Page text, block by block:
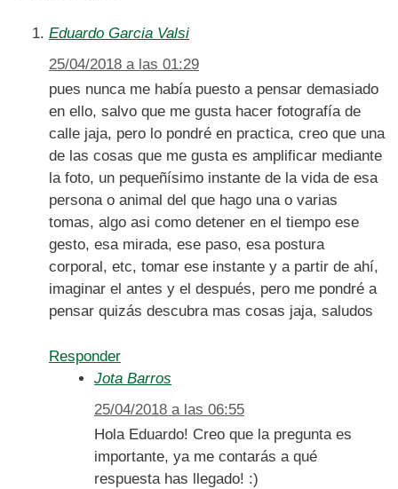
Eduardo Garcia Valsi
25/04/2018 a las 01:29
pues nunca me había puesto a pensar demasiado
en ello, salvo que me gusta hacer fotografía de
calle jaja, pero lo pondré en practica, creo que una
de las cosas que me gusta es amplificar mediante
la foto, un pequeñísimo instante de la vida de esa
persona o animal del que hago una o varias
tomas, algo asi como detener en el tiempo ese
gesto, esa mirada, ese paso, esa postura
corporal, etc, tomar ese instante y a partir de ahí,
imaginar el antes y el después, pero me pondré a
pensar quizás descubra mas cosas jaja, saludos
Responder
Jota Barros
25/04/2018 a las 06:55
Hola Eduardo! Creo que la pregunta es
importante, ya me contarás a qué
respuesta has llegado! :)